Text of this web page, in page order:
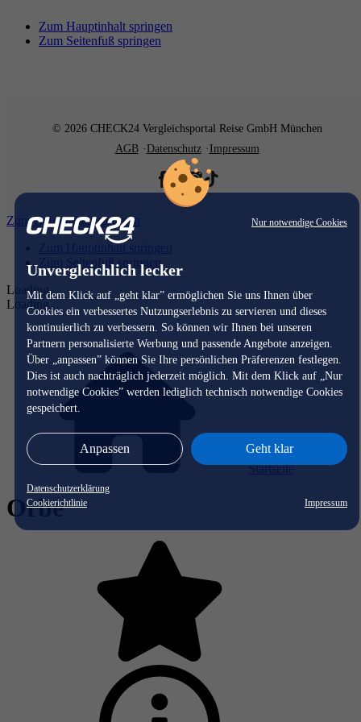
Nur notwendige Cookies
Unvergleichlich lecker
Mit dem Klick auf „geht klar” ermöglichen Sie uns Ihnen über
Cookies ein verbessertes Nutzungserlebnis zu servieren und dieses
kontinuierlich zu verbessern. So können wir Ihnen bei unseren
Partnern personalisierte Werbung und passende Angebote anzeigen.
Über „anpassen” können Sie Ihre persönlichen Präferenzen festlegen.
Dies ist auch nachträglich jederzeit möglich. Mit dem Klick auf „Nur
notwendige Cookies” werden lediglich technisch notwendige Cookies
gespeichert.
Anpassen Geht klar
Datenschutzerklärung
Cookierichtlinie
Impressum
Zum Hauptinhalt springen
Zum Seitenfuß springen
© 2026 CHECK24 Vergleichsportal Reise GmbH München
AGB
Datenschutz Impressum
Zum Hauptinhalt springen
Zum Hauptinhalt springen
Zum Seitenfuß springen
Loading...
Loading...
Startseite
Orbe